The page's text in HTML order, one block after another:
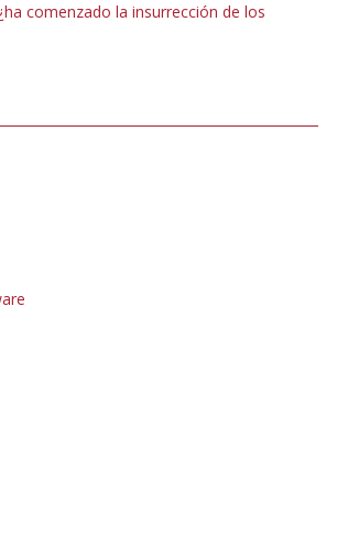
comenzado la insurrección de los